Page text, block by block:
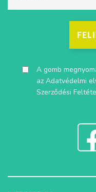
A gomb
az Adatvédelmi
Szerződési